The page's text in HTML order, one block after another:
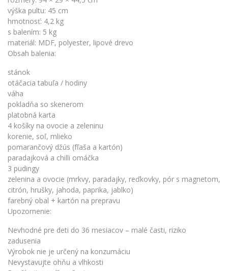
výška pultu: 45 cm
hmotnosť: 4,2 kg
s balením: 5 kg
materiál: MDF, polyester, lipové drevo
Obsah balenia:
stánok
otáčacia tabuľa / hodiny
váha
pokladňa so skenerom
platobná karta
4 košíky na ovocie a zeleninu
korenie, soľ, mlieko
pomarančový džús (fľaša a kartón)
paradajková a chilli omáčka
3 pudingy
zelenina a ovocie (mrkvy, paradajky, reďkovky, pór s magnetom,
citrón, hrušky, jahoda, paprika, jablko)
farebný obal + kartón na prepravu
Upozornenie:
Nevhodné pre deti do 36 mesiacov – malé časti, riziko
zadusenia
Výrobok nie je určený na konzumáciu
Nevystavujte ohňu a vlhkosti